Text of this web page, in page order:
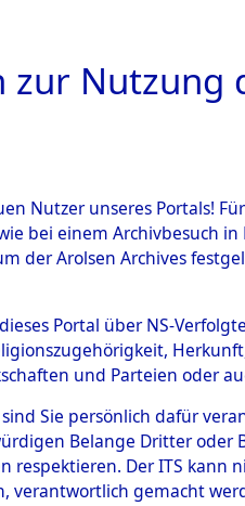
→0063
Nutzung
Nutzer unseres Portals!
bei einem Archivbesuch
der Arolsen Archives
Portal über NS-
und Parteien oder
Sie persönlich dafür
Belange Dritter
respektieren. Der ITS
verantwortlich gemacht